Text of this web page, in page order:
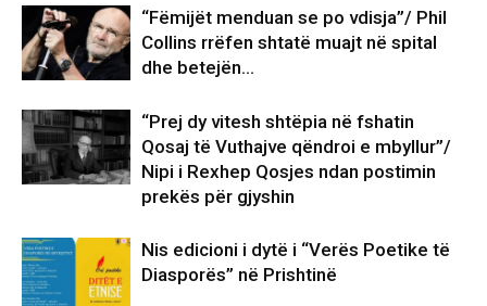
“Fëmijët menduan se po vdisja”/ Phil
Collins rrëfen shtatë muajt në spital
dhe betejën…
“Prej dy vitesh shtëpia në fshatin
Qosaj të Vuthajve qëndroi e mbyllur”/
Nipi i Rexhep Qosjes ndan postimin
prekës për gjyshin
Nis edicioni i dytë i “Verës Poetike të
Diasporës” në Prishtinë